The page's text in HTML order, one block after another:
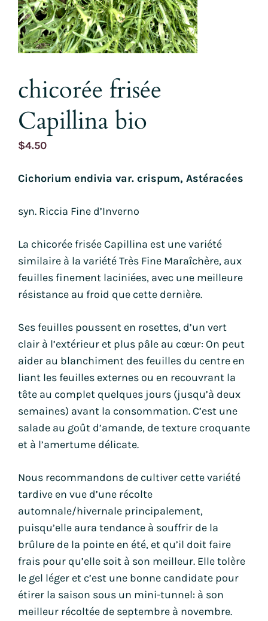
chicorée frisée
Capillina bio
$4.50
Cichorium endivia var. crispum, Astéracées
syn. Riccia Fine d’Inverno
La chicorée frisée Capillina est une variété
similaire à la variété Très Fine Maraîchère, aux
feuilles finement laciniées, avec une meilleure
résistance au froid que cette dernière.
Ses feuilles poussent en rosettes, d’un vert
clair à l’extérieur et plus pâle au cœur: On peut
aider au blanchiment des feuilles du centre en
liant les feuilles externes ou en recouvrant la
tête au complet quelques jours (jusqu’à deux
semaines) avant la consommation. C’est une
salade au goût d’amande, de texture croquante
et à l’amertume délicate.
Nous recommandons de cultiver cette variété
tardive en vue d’une récolte
automnale/hivernale principalement,
puisqu’elle aura tendance à souffrir de la
brûlure de la pointe en été, et qu’il doit faire
frais pour qu’elle soit à son meilleur. Elle tolère
le gel léger et c’est une bonne candidate pour
étirer la saison sous un mini-tunnel: à son
meilleur récoltée de septembre à novembre.